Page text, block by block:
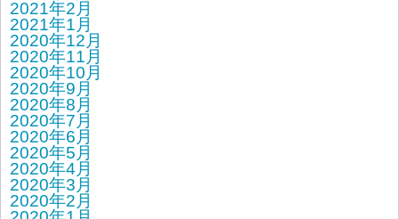
2021年2月
2021年1月
2020年12月
2020年11月
2020年10月
2020年9月
2020年8月
2020年7月
2020年6月
2020年5月
2020年4月
2020年3月
2020年2月